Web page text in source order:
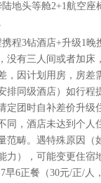
地头等舱2+1航空座
携程3钻酒店+升级1晚
， 没有三人间或者加床
，因计划用房，房差
排同级酒店）如行程
定团时自补差价升级
同，酒店未达到个人
范畴。遇特殊原因（
力），可能变更住宿
7早6正餐（30元/正/人，